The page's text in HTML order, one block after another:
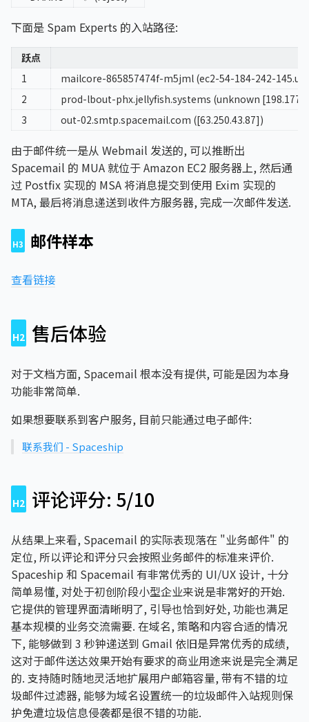
下面是 Spam Experts 的入站路径:
跃点
1
mailcore-865857474f-m5jml (ec2-54-184-242-
2
prod-lbout-phx.jellyfish.systems (unknown
3
out-02.smtp.spacemail.com ([63.250.43.87])
由于邮件统一是从 Webmail 发送的, 可以推断出
Spacemail 的 MUA 就位于 Amazon EC2 服务器上, 然后通
过 Postfix 实现的 MSA 将消息提交到使用 Exim 实现的
MTA, 最后将消息递送到收件方服务器, 完成一次邮件发送.
邮件样本
查看链接
售后体验
对于文档方面, Spacemail 根本没有提供, 可能是因为本身
功能非常简单.
如果想要联系到客户服务, 目前只能通过电子邮件:
联系我们 - Spaceship
评论评分: 5/10
从结果上来看, Spacemail 的实际表现落在 "业务邮件" 的
定位, 所以评论和评分只会按照业务邮件的标准来评价.
Spaceship 和 Spacemail 有非常优秀的 UI/UX 设计, 十分
简单易懂, 对处于初创阶段小型企业来说是非常好的开始.
它提供的管理界面清晰明了, 引导也恰到好处, 功能也满足
基本规模的业务交流需要. 在域名, 策略和内容合适的情况
下, 能够做到 3 秒钟递送到 Gmail 依旧是异常优秀的成绩,
这对于邮件送达效果开始有要求的商业用途来说是完全满足
的. 支持随时随地灵活地扩展用户邮箱容量, 带有不错的垃
圾邮件过滤器, 能够为域名设置统一的垃圾邮件入站规则保
护免遭垃圾信息侵袭都是很不错的功能.